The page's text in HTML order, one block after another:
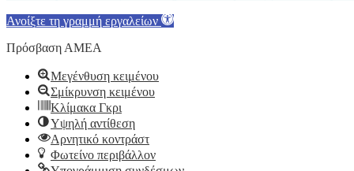
Ανοίξτε τη γραμμή εργαλείων
Πρόσβαση ΑΜΕΑ
Μεγένθυση κειμένου
Σμίκρυνση κειμένου
Κλίμακα Γκρι
Υψηλή αντίθεση
Αρνητικό κοντράστ
Φωτείνο περιβάλλον